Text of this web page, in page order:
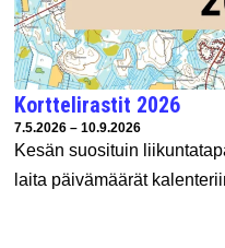
Korttelirastit 2026
Tapahtuman ajankohta:
7.5.2026 – 10.9.2026
Kesän suosituin
laita päivämäärät